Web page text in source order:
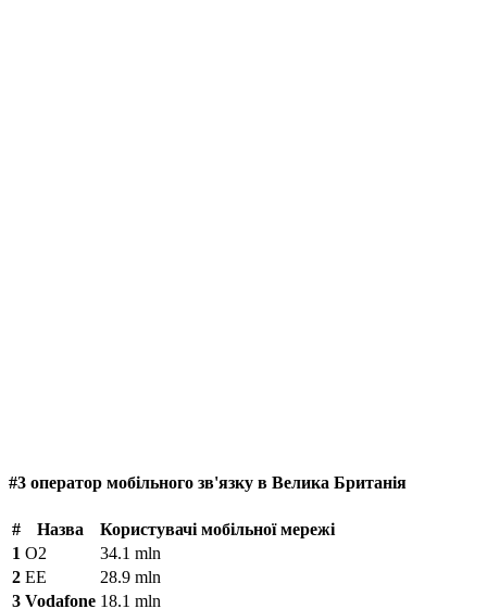
#3 оператор мобільного зв'язку в Велика Британія
# Назва
Користувачі мобільної мережі
1 O2
34.1 mln
2 EE
28.9 mln
3 Vodafone 18.1 mln